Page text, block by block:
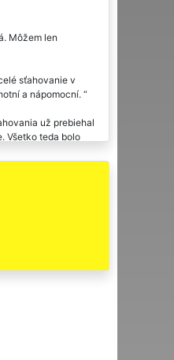
Môžem len
sťahovanie v
a nápomocní.
už prebiehal
Všetko teda bolo
EXTRA
je poznať, že ide